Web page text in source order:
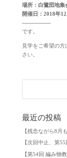
場所：白鷺団地集
開催日：2018年
—————-
です。
見学をご希望の
さい。
最近の投稿
【残念ながら8月
【次回中止、第
【第54回 編み物